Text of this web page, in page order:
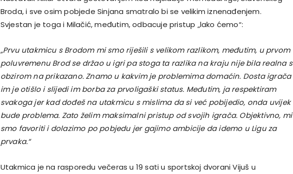
Broda, i sve osim pobjede Sinjana smatralo bi se velikim iznenađenjem.
Svjestan je toga i Milačić, međutim, odbacuje pristup „lako ćemo“:
„Prvu utakmicu s Brodom mi smo riješili s velikom razlikom, međutim, u prvom
poluvremenu Brod se držao u igri pa stoga ta razlika na kraju nije bila realna s
obzirom na prikazano. Znamo u kakvim je problemima domaćin. Dosta igrača
im je otišlo i slijedi im borba za prvoligaški status. Međutim, ja respektiram
svakoga jer kad dođeš na utakmicu s mislima da si već pobijedio, onda uvijek
bude problema. Zato želim maksimalni pristup od svojih igrača. Objektivno, mi
smo favoriti i dolazimo po pobjedu jer gajimo ambicije da idemo u Ligu za
prvaka.“
Utakmica je na rasporedu večeras u 19 sati u sportskoj dvorani Vijuš u